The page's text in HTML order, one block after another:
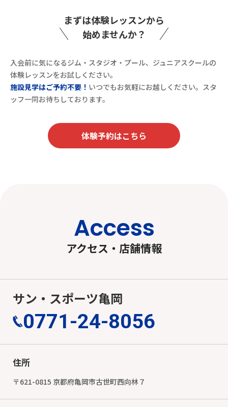
まずは体験レッスンから
始めませんか？
入会前に気になるジム・スタジオ・プール、ジュニアスクールの
体験レッスンをお試しください。
施設見学はご予約不要！ いつでもお気軽にお越しください。スタ
ッフ一同お待ちしております。
体験予約はこちら
Access
アクセス・店舗情報
サン・スポーツ亀岡
0771-24-8056
住所
〒621-0815 京都府亀岡市古世町西向林７